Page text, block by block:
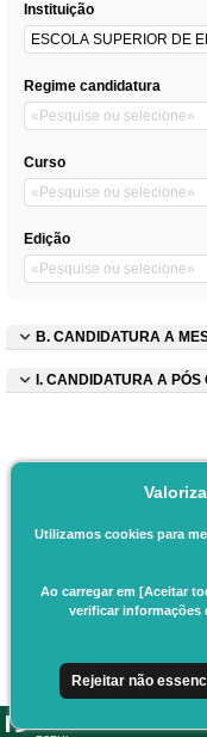
Instituição
Regime candidatura
Curso
Edição
B. CANDIDATURA A
I. CANDIDATURA A
Utilizamos cookies para
Ao carregar em [Aceitar
verificar informações
Rejeitar não